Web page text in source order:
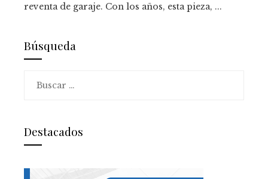
reventa de garaje. Con los años, esta pieza, ...
Búsqueda
Destacados